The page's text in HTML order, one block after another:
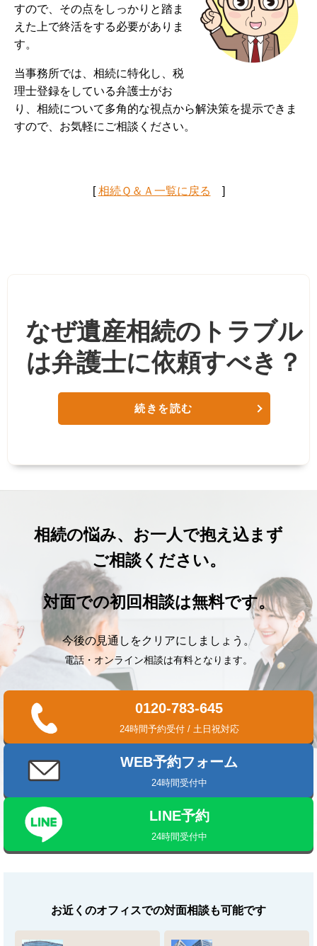
すので、その点をしっかりと踏ま
えた上で終活をする必要がありま
す。
当事務所では、相続に特化し、税
理士登録をしている弁護士がお
り、相続について多角的な視点から解決策を提示できま
すので、お気軽にご相談ください。
[相続Ｑ＆Ａ一覧に戻る ]
なぜ遺産相続のトラブル
は弁護士に依頼すべき？
続きを読む
相続の悩み、お一人で抱え込まず
ご相談ください。
対面での初回相談は無料です。
今後の見通しをクリアにしましょう。
電話・オンライン相談は有料となります。
0120-783-645
24時間予約受付 / 土日祝対応
WEB予約フォーム
24時間受付中
LINE予約
24時間受付中
お近くのオフィスでの対面相談も可能です